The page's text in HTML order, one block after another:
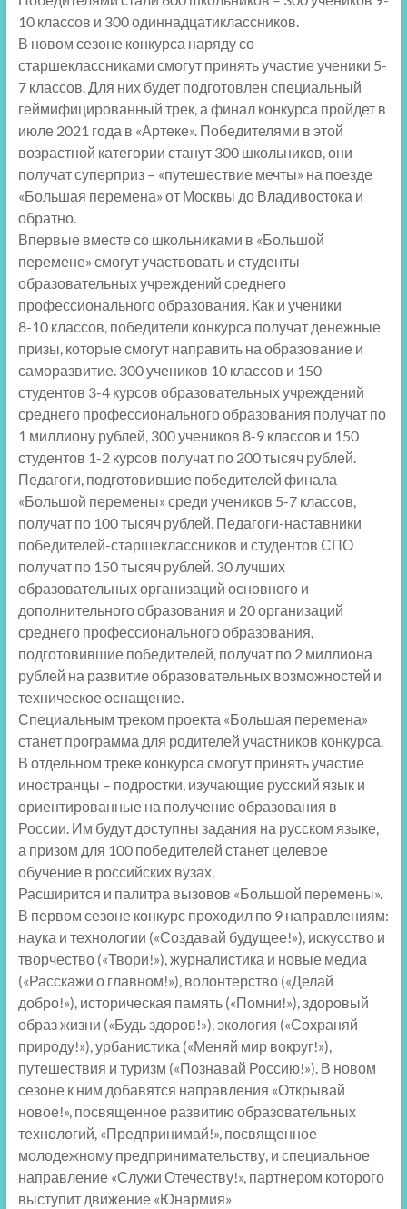
10 классов и 300 одиннадцатиклассников.
В новом сезоне конкурса наряду со
старшеклассниками смогут принять участие ученики 5-
7 классов. Для них будет подготовлен специальный
геймифицированный трек, а финал конкурса пройдет в
июле 2021 года в «Артеке». Победителями в этой
возрастной категории станут 300 школьников, они
получат суперприз – «путешествие мечты» на поезде
«Большая перемена» от Москвы до Владивостока и
обратно.
Впервые вместе со школьниками в «Большой
перемене» смогут участвовать и студенты
образовательных учреждений среднего
профессионального образования. Как и ученики
8-10 классов, победители конкурса получат денежные
призы, которые смогут направить на образование и
саморазвитие. 300 учеников 10 классов и 150
студентов 3-4 курсов образовательных учреждений
среднего профессионального образования получат по
1 миллиону рублей, 300 учеников 8-9 классов и 150
студентов 1-2 курсов получат по 200 тысяч рублей.
Педагоги, подготовившие победителей финала
«Большой перемены» среди учеников 5-7 классов,
получат по 100 тысяч рублей. Педагоги-наставники
победителей-старшеклассников и студентов СПО
получат по 150 тысяч рублей. 30 лучших
образовательных организаций основного и
дополнительного образования и 20 организаций
среднего профессионального образования,
подготовившие победителей, получат по 2 миллиона
рублей на развитие образовательных возможностей и
техническое оснащение.
Специальным треком проекта «Большая перемена»
станет программа для родителей участников конкурса.
В отдельном треке конкурса смогут принять участие
иностранцы – подростки, изучающие русский язык и
ориентированные на получение образования в
России. Им будут доступны задания на русском языке,
а призом для 100 победителей станет целевое
обучение в российских вузах.
Расширится и палитра вызовов «Большой перемены».
В первом сезоне конкурс проходил по 9 направлениям:
наука и технологии («Создавай будущее!»), искусство и
творчество («Твори!»), журналистика и новые медиа
(«Расскажи о главном!»), волонтерство («Делай
добро!»), историческая память («Помни!»), здоровый
образ жизни («Будь здоров!»), экология («Сохраняй
природу!»), урбанистика («Меняй мир вокруг!»),
путешествия и туризм («Познавай Россию!»). В новом
сезоне к ним добавятся направления «Открывай
новое!», посвященное развитию образовательных
технологий, «Предпринимай!», посвященное
молодежному предпринимательству, и специальное
направление «Служи Отечеству!», партнером которого
выступит движение «Юнармия»